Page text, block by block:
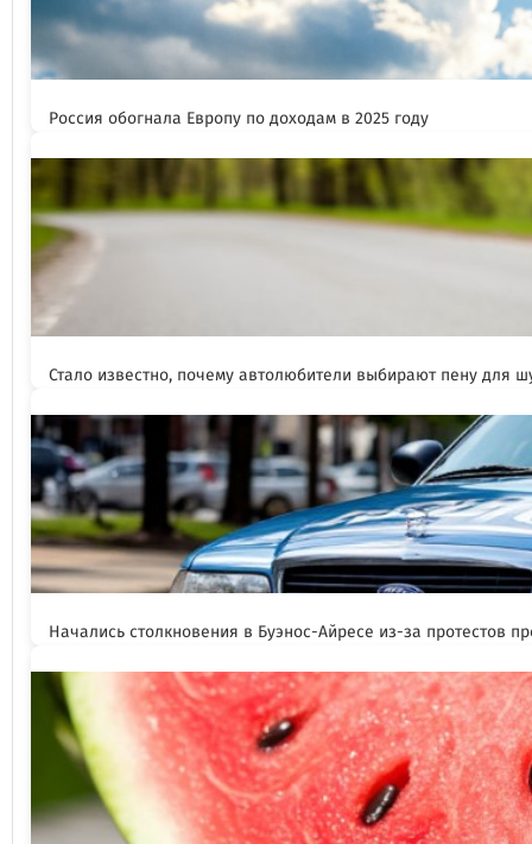
Россия обогнала Европу по доходам в 2025 году
Стало известно, почему автолюбители выбирают пену для
Начались столкновения в Буэнос-Айресе из-за протестов